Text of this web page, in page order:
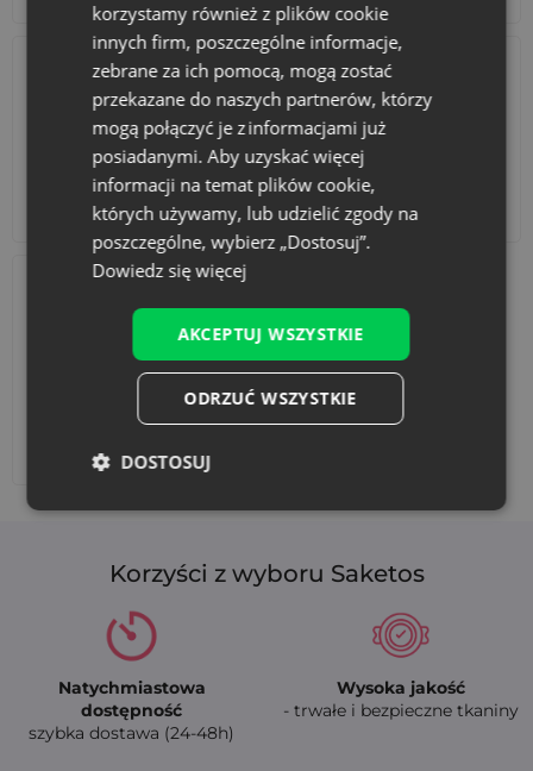
Akcesoria i dekoracje Zestawy
Dodaj nadruk
Korzyści z wyboru Saketos
Natychmiastowa
dostępność
szybka dostawa (24-48h)
Wysoka jakość
- trwałe i bezpieczne tkaniny
korzystamy również z plików cookie
innych firm, poszczególne informacje,
zebrane za ich pomocą, mogą zostać
przekazane do naszych partnerów, którzy
mogą połączyć je z informacjami już
posiadanymi. Aby uzyskać więcej
informacji na temat plików cookie,
których używamy, lub udzielić zgody na
poszczególne, wybierz „Dostosuj”.
Dowiedz się więcej
AKCEPTUJ WSZYSTKIE
ODRZUĆ WSZYSTKIE
DOSTOSUJ